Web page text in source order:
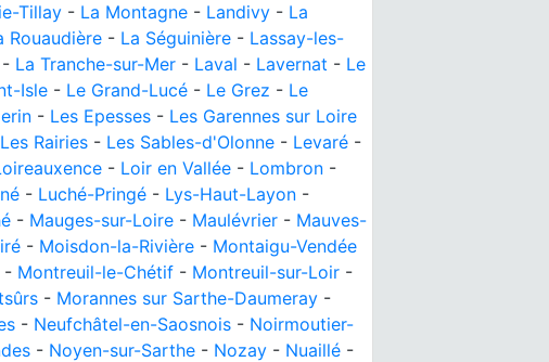
Tillay - La Montagne - Landivy - La
Rouaudière - La Séguinière - Lassay-les-
La Tranche-sur-Mer - Laval - Lavernat - Le
Isle - Le Grand-Lucé - Le Grez - Le
- Les Epesses - Les Garennes sur Loire
Les Rairies - Les Sables-d'Olonne - Levaré -
- Loir en Vallée - Lombron -
- Luché-Pringé - Lys-Haut-Layon -
- Mauges-sur-Loire - Maulévrier - Mauves-
- Moisdon-la-Rivière - Montaigu-Vendée
- Montreuil-le-Chétif - Montreuil-sur-Loir -
- Morannes sur Sarthe-Daumeray -
- Neufchâtel-en-Saosnois - Noirmoutier-
- Noyen-sur-Sarthe - Nozay - Nuaillé -